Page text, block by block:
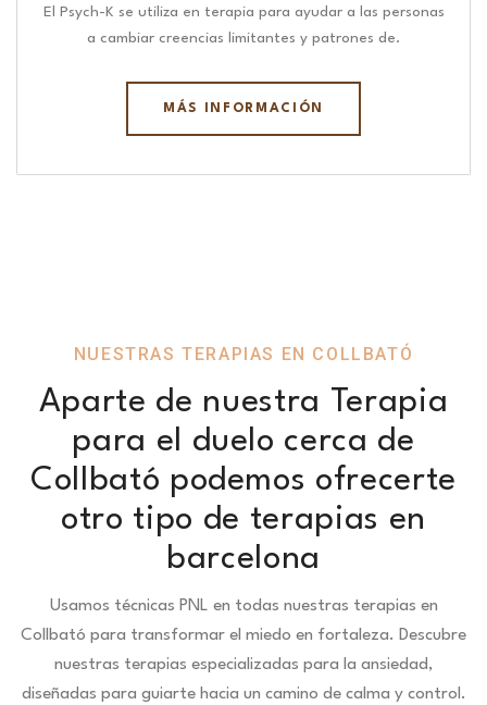
El Psych-K se utiliza en terapia para ayudar a las personas
a cambiar creencias limitantes y patrones de.
MÁS INFORMACIÓN
NUESTRAS TERAPIAS EN COLLBATÓ
Aparte de nuestra Terapia
para el duelo cerca de
Collbató podemos ofrecerte
otro tipo de terapias en
barcelona
Usamos técnicas PNL en todas nuestras terapias en
Collbató para transformar el miedo en fortaleza. Descubre
nuestras terapias especializadas para la ansiedad,
diseñadas para guiarte hacia un camino de calma y control.